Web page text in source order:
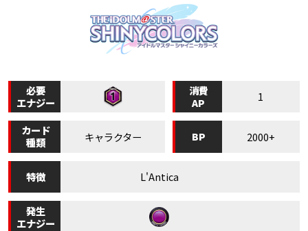
必要
エナジー
消費
AP
1
カード
種類
キャラクター BP 2000+
特徴 L'Antica
発生
エナジー